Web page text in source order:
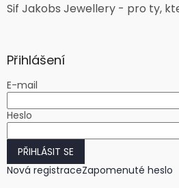
Sif Jakobs Jewellery - pro ty,
Přihlášení
E-mail
Heslo
PŘIHLÁSIT SE
Nová registraceZapomenuté heslo